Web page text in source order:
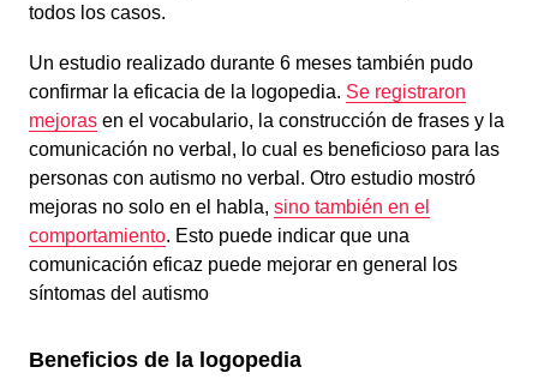
todos los casos.
Un estudio realizado durante 6 meses también pudo
confirmar la eficacia de la logopedia. Se registraron
mejoras en el vocabulario, la construcción de frases y la
comunicación no verbal, lo cual es beneficioso para las
personas con autismo no verbal. Otro estudio mostró
mejoras no solo en el habla, sino también en el
comportamiento. Esto puede indicar que una
comunicación eficaz puede mejorar en general los
síntomas del autismo
Beneficios de la logopedia